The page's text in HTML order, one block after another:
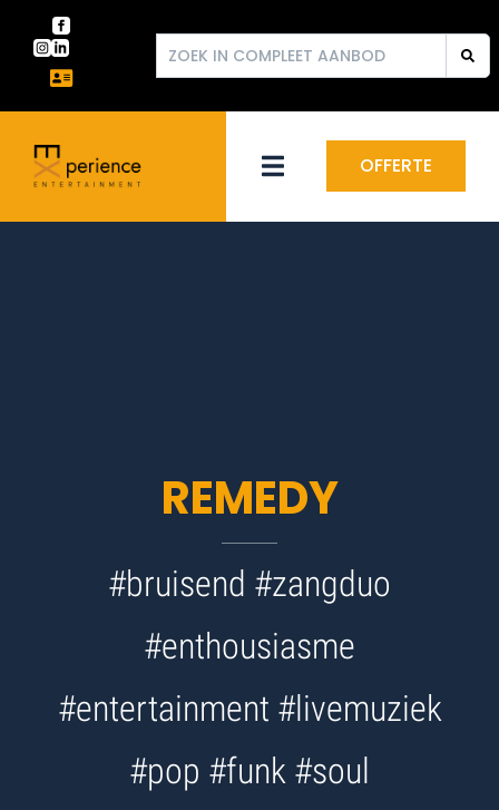
OFFERTE
REMEDY
#bruisend #zangduo
#enthousiasme
#entertainment #livemuziek
#pop #funk #soul